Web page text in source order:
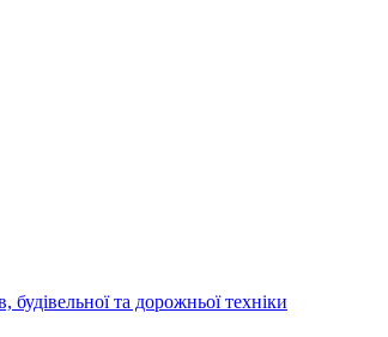
та дорожньої техніки